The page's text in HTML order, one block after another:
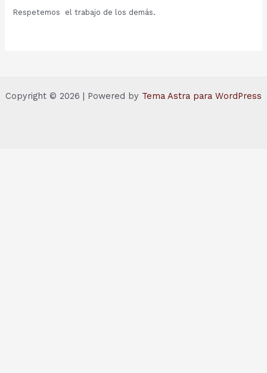
Respetemos el trabajo de los demás.
Copyright © 2026 | Powered by Tema Astra para WordPress